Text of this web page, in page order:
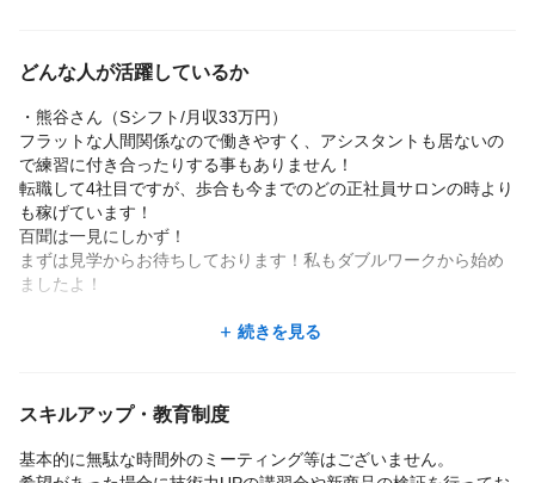
どんな人が活躍しているか
・熊谷さん（Sシフト/月収33万円）
フラットな人間関係なので働きやすく、アシスタントも居ないの
で練習に付き合ったりする事もありません！
転職して4社目ですが、歩合も今までのどの正社員サロンの時より
も稼げています！
百聞は一見にしかず！
まずは見学からお待ちしております！私もダブルワークから始め
ましたよ！
・田部井さん（Bシフト/月収23万円）
しく教えて下さり、
培ってきた技術を活かしながらお客様に喜んでいただけると、復
帰して良かったと思います。
歩合は頑張れば収入がアップし、やりがいがあります
続きを見る
スキルアップ・教育制度
基本的に無駄な時間外のミーティング等はございません。